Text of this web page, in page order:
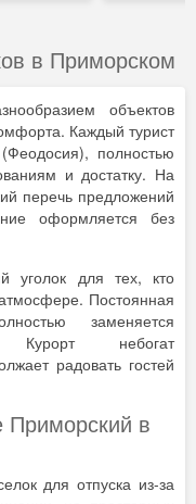
в Приморском
объектов
Каждый турист
полностью
и достатку. На
перечь предложений
оформляется без
уголок для тех, кто
Постоянная
заменяется
Курорт небогат
радовать гостей
Приморский в
для отпуска из-за